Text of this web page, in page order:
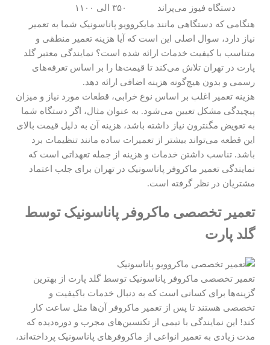
دستگاه فیوز می‌پراند
۳۵۰ الی ۱۱۰۰
هنگامی که دستگاهی مانند مایکروویو پاناسونیک شما به تعمیر
نیاز دارد، سوال اصلی این است که آیا هزینه تعمیر منطقی و
متناسب با کیفیت خدمات ارائه شده است؟ نمایندگی معتبر گلد
پارت در تهران تلاش می‌کند تا قیمت‌ها را بر اساس تعرفه‌های
رسمی و بدون هیچ‌گونه هزینه اضافی ارائه دهد.
هزینه تعمیر اغلب بر اساس نوع خرابی، قطعات مورد نیاز و میزان
پیچیدگی مشکل تعیین می‌شود. به عنوان مثال، اگر دستگاه شما
به تعویض مگنترون نیاز داشته باشد، هزینه آن به دلیل قیمت بالای
این قطعه می‌تواند بیشتر از تعمیرات ساده مانند تنظیمات برد
باشد. تناسب داشتن خدمات و هزینه از جمله تعهداتی است که
نمایندگی تعمیر ماکروفر پاناسونیک در تهران برای جلب اعتماد
مشتریان در نظر گرفته است.
تعمیر تخصصی ماکروفر پاناسونیک توسط
گلد پارت
تعمیر تخصصی ماکروفر پاناسونیک توسط گلد پارت از بهترین
گزینه‌ها برای کسانی است که به دنبال خدمات باکیفیت و
تخصصی هستند تا پس از تعمیر ماکروفر آن‌ها مثل ساعت کار
کند! این نمایندگی با تیمی از تکنسین‌های مجرب و دوره‌دیده که
مدت زیادی به تعمیر انواعی از ماکروفرهای پاناسونیک پرداخته‌اند،